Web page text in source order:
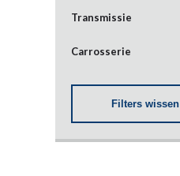
Transmissie
Carrosserie
Filters wissen